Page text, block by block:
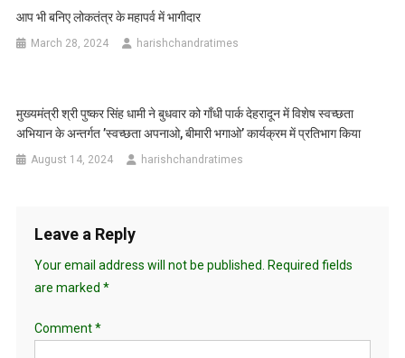
आप भी बनिए लोकतंत्र के महापर्व में भागीदार
March 28, 2024 harishchandratimes
मुख्यमंत्री श्री पुष्कर सिंह धामी ने बुधवार को गाँधी पार्क देहरादून में विशेष स्वच्छता
अभियान के अन्तर्गत ’स्वच्छता अपनाओ, बीमारी भगाओ’ कार्यक्रम में प्रतिभाग किया
August 14, 2024 harishchandratimes
Leave a Reply
Your email address will not be published. Required fields
are marked *
Comment*